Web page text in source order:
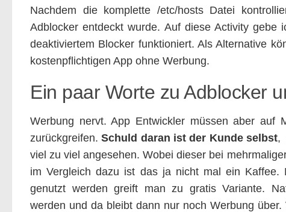
Nachdem die komplette /etc/hosts Datei
Adblocker entdeckt wurde. Auf diese Activity
deaktiviertem Blocker funktioniert. Als Alternative
kostenpflichtigen App ohne Werbung.
Ein paar Worte zu Adblocker
Werbung nervt. App Entwickler müssen aber auf
zurückgreifen.Schuld daran ist der Kunde selbst,
viel zu viel angesehen. Wobei dieser bei
im Vergleich dazu ist das ja nicht mal ein Kaffee.
genutzt werden greift man zu gratis Variante.
werden und da bleibt dann nur noch Werbung